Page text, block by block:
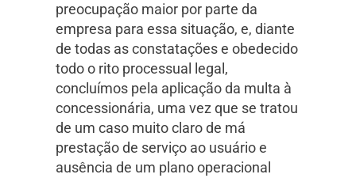
preocupação maior por parte da
empresa para essa situação, e, diante
de todas as constatações e obedecido
todo o rito processual legal,
concluímos pela aplicação da multa à
concessionária, uma vez que se tratou
de um caso muito claro de má
prestação de serviço ao usuário e
ausência de um plano operacional